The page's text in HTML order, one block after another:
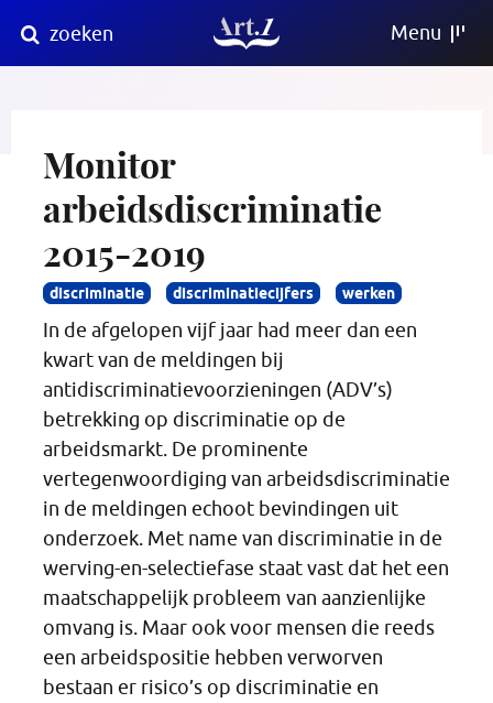
naar
content
zoeken Menu
Monitor
arbeidsdiscriminatie
2015-2019
discriminatie discriminatiecijfers werken
In de afgelopen vijf jaar had meer dan een
kwart van de meldingen bij
antidiscriminatievoorzieningen (ADV’s)
betrekking op discriminatie op de
arbeidsmarkt. De prominente
vertegenwoordiging van arbeidsdiscriminatie
in de meldingen echoot bevindingen uit
onderzoek. Met name van discriminatie in de
werving-en-selectiefase staat vast dat het een
maatschappelijk probleem van aanzienlijke
omvang is. Maar ook voor mensen die reeds
een arbeidspositie hebben verworven
bestaan er risico’s op discriminatie en